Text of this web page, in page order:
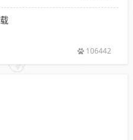
106442